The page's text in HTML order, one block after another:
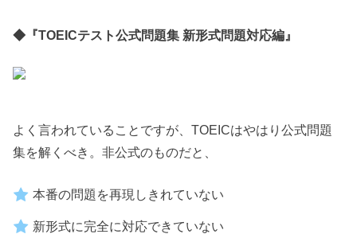
◆『TOEICテスト公式問題集 新形式問題対応編』
よく言われていることですが、TOEICはやはり公式問題
集を解くべき。非公式のものだと、
本番の問題を再現しきれていない
新形式に完全に対応できていない